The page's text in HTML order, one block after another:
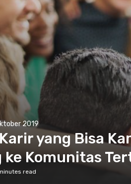
2019
yang Bisa
ke Komunitas
read